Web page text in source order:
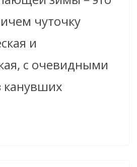
чуточку
и
с очевидными
канувших